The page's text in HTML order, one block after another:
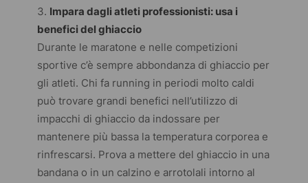
Impara dagli atleti professionisti: usa i
benefici del ghiaccio
Durante le maratone e nelle competizioni
sportive c’è sempre abbondanza di ghiaccio per
gli atleti. Chi fa running in periodi molto caldi
può trovare grandi benefici nell’utilizzo di
impacchi di ghiaccio da indossare per
mantenere più bassa la temperatura corporea e
rinfrescarsi. Prova a mettere del ghiaccio in una
bandana o in un calzino e arrotolali intorno al